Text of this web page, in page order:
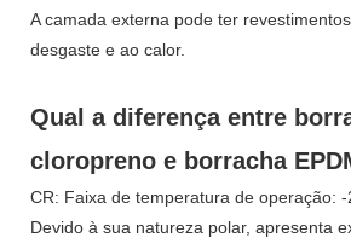
A camada externa pode ter
desgaste e ao calor.
Qual a diferença entre
cloropreno e borracha
CR: Faixa de temperatura de operação: -
Devido à sua natureza polar, apresenta